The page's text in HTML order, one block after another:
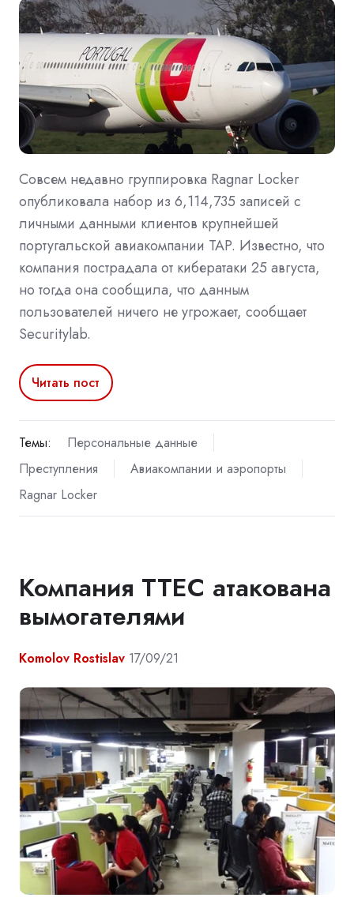
Совсем недавно группировка Ragnar Locker
опубликовала набор из 6,114,735 записей с
личными данными клиентов крупнейшей
португальской авиакомпании TAP. Известно, что
компания пострадала от кибератаки 25 августа,
но тогда она сообщила, что данным
пользователей ничего не угрожает, сообщает
Securitylab.
Читать пост
Темы:
Персональные данные
Преступления
Авиакомпании и аэропорты
Ragnar Locker
Компания TTEC атакована
вымогателями
Komolov Rostislav 17/09/21